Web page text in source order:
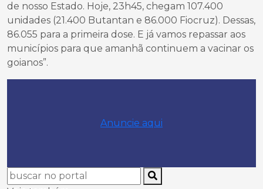
de nosso Estado. Hoje, 23h45, chegam 107.400
unidades (21.400 Butantan e 86.000 Fiocruz). Dessas,
86.055 para a primeira dose. E já vamos repassar aos
municípios para que amanhã continuem a vacinar os
goianos”.
Anuncie aqui